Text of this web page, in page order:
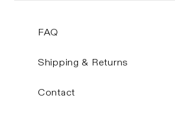
FAQ
Shipping & Returns
Contact